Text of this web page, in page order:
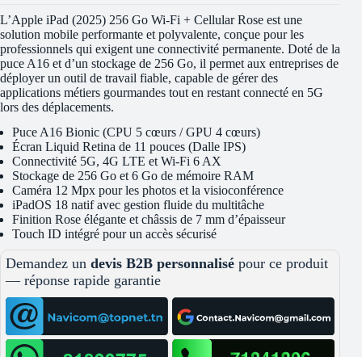
L’Apple iPad (2025) 256 Go Wi-Fi + Cellular Rose est une
solution mobile performante et polyvalente, conçue pour les
professionnels qui exigent une connectivité permanente. Doté de la
puce A16 et d’un stockage de 256 Go, il permet aux entreprises de
déployer un outil de travail fiable, capable de gérer des
applications métiers gourmandes tout en restant connecté en 5G
lors des déplacements.
Puce A16 Bionic (CPU 5 cœurs / GPU 4 cœurs)
Écran Liquid Retina de 11 pouces (Dalle IPS)
Connectivité 5G, 4G LTE et Wi-Fi 6 AX
Stockage de 256 Go et 6 Go de mémoire RAM
Caméra 12 Mpx pour les photos et la visioconférence
iPadOS 18 natif avec gestion fluide du multitâche
Finition Rose élégante et châssis de 7 mm d’épaisseur
Touch ID intégré pour un accès sécurisé
Demandez un devis B2B personnalisé pour ce produit
— réponse rapide garantie